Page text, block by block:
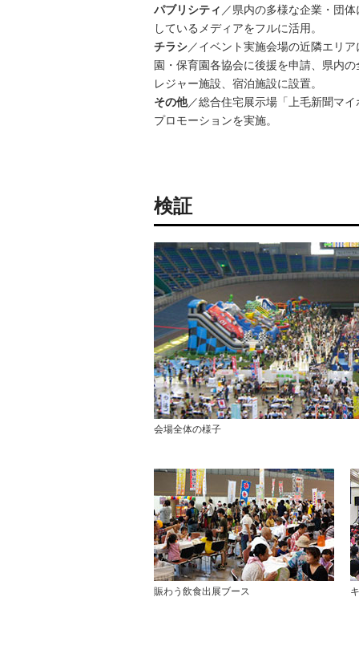
パブリシティ ／県内の多様な企業・団
しているメディアをフルに活用。
チラシ／イベント実施会場の近隣エリ
園・保育園各協会に後援を申請、県内
レジャー施設、宿泊施設に設置。
その他／総合住宅展示場「上毛新聞マ
プロモーションを実施。
検証
会場全体の様子
賑わう飲食出展ブース